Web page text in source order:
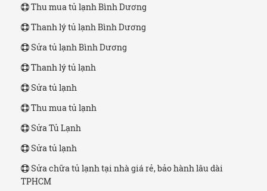
Thu mua tủ lạnh Bình Dương
Thanh lý tủ lạnh Bình Dương
Sửa tủ lạnh Bình Dương
Thanh lý tủ lạnh
Sửa tủ lạnh
Thu mua tủ lạnh
Sửa Tủ Lạnh
Sửa tủ lạnh
Sửa chữa tủ lạnh tại nhà giá rẻ, bảo hành lâu dài
TPHCM